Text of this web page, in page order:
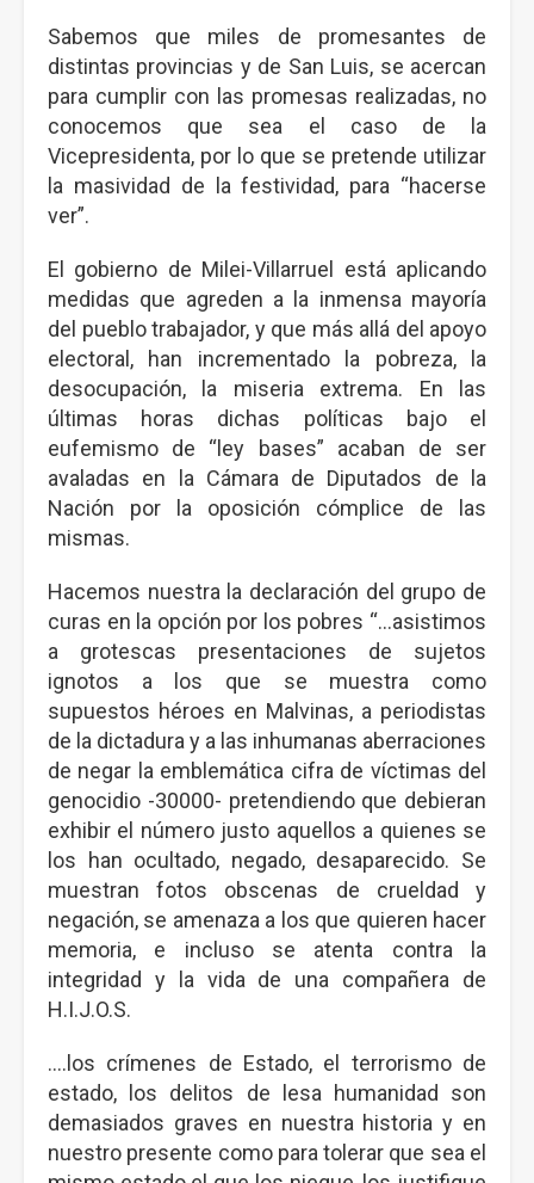
Sabemos que miles de promesantes de
distintas provincias y de San Luis, se acercan
para cumplir con las promesas realizadas, no
conocemos que sea el caso de la
Vicepresidenta, por lo que se pretende utilizar
la masividad de la festividad, para “hacerse
ver”.
El gobierno de Milei-Villarruel está aplicando
medidas que agreden a la inmensa mayoría
del pueblo trabajador, y que más allá del apoyo
electoral, han incrementado la pobreza, la
desocupación, la miseria extrema. En las
últimas horas dichas políticas bajo el
eufemismo de “ley bases” acaban de ser
avaladas en la Cámara de Diputados de la
Nación por la oposición cómplice de las
mismas.
Hacemos nuestra la declaración del grupo de
curas en la opción por los pobres “…asistimos
a grotescas presentaciones de sujetos
ignotos a los que se muestra como
supuestos héroes en Malvinas, a periodistas
de la dictadura y a las inhumanas aberraciones
de negar la emblemática cifra de víctimas del
genocidio -30000- pretendiendo que debieran
exhibir el número justo aquellos a quienes se
los han ocultado, negado, desaparecido. Se
muestran fotos obscenas de crueldad y
negación, se amenaza a los que quieren hacer
memoria, e incluso se atenta contra la
integridad y la vida de una compañera de
H.I.J.O.S.
….los crímenes de Estado, el terrorismo de
estado, los delitos de lesa humanidad son
demasiados graves en nuestra historia y en
nuestro presente como para tolerar que sea el